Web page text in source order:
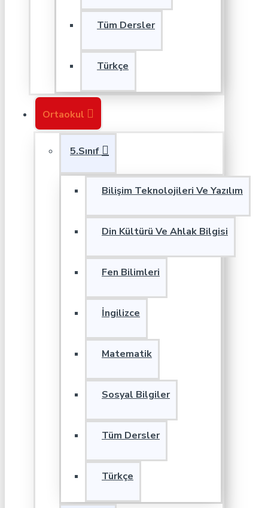
Tüm Dersler
Türkçe
Ortaokul
5.Sınıf
Bilişim Teknolojileri Ve Yazılım
Din Kültürü Ve Ahlak Bilgisi
Fen Bilimleri
İngilizce
Matematik
Sosyal Bilgiler
Tüm Dersler
Türkçe